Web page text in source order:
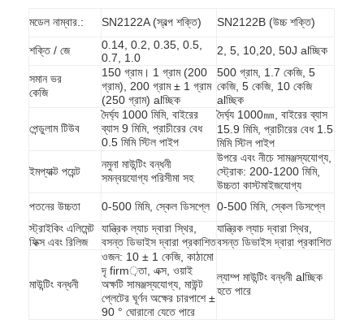
আমাদের সম্বন্ধে
কারখানা পরিদর্শন
গুণমান নিয়ন্ত্রণ
আমাদের সাথে যোগাযোগ
বৈদ্যুতিক সরঞ্জাম পরীক্ষার সরঞ্জাম
শক্তি দক্ষতা ল্যাব
মডেল নাম্বার.: SN2122A (স্বল্প শক্তি) SN2122B (উচ্চ শক্তি)
শক্তি / জে
0.14, 0.2, 0.35, 0.5,
0.7, 1.0
2, 5, 10,20, 50J alচ্ছিক
সমান ভর
কেজি
150 গ্রাম। 1 গ্রাম (200
গ্রাম), 200 গ্রাম ± 1 গ্রাম
(250 গ্রাম) alচ্ছিক
500 গ্রাম, 1.7 কেজি, 5
কেজি, 5 কেজি, 10 কেজি
alচ্ছিক
পেন্ডুলাম টিউব
দৈর্ঘ্য 1000 মিমি, বাইরের
ব্যাস 9 মিমি, প্রাচীরের বেধ
0.5 মিমি স্টিল পাইপ
দৈর্ঘ্য 1000㎜, বাইরের ব্যাস
15.9 মিমি, প্রাচীরের বেধ 1.5
মিমি স্টিল পাইপ
ইমপ্যাক্ট পয়েন্ট
নমুনা মাউন্টিং বন্ধনী
সমন্বয়যোগ্য পরিসীমা সহ
উপরে এবং নীচে সামঞ্জস্যযোগ্য,
স্ট্রোক: 200-1200 মিমি,
উচ্চতা কাস্টমাইজযোগ্য
পতনের উচ্চতা
0-500 মিমি, স্কেল ডিসপ্লে 0-500 মিমি, স্কেল ডিসপ্লে
স্ট্রাইকিং এলিমেন্ট
ফিক্স এবং রিলিজ
যান্ত্রিক ল্যাচ দ্বারা স্থির,
বসন্ত ডিভাইস দ্বারা প্রকাশিত
যান্ত্রিক ল্যাচ দ্বারা স্থির,
বসন্ত ডিভাইস দ্বারা প্রকাশিত
মাউন্টিং বন্ধনী
ওজন: 10 ± 1 কেজি, কাঠামো
দৃ firm়তা, এক্স, ওয়াই
অক্ষটি সামঞ্জস্যযোগ্য, মাউন্ট
প্লেটের ঘূর্ণন অক্ষের চারপাশে ±
90 ° ঘোরানো যেতে পারে
ল্যাম্প মাউন্টিং বন্ধনী alচ্ছিক
হতে পারে